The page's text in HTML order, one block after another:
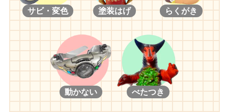
サビ・変色 塗装はげ らくがき
動かない べたつき